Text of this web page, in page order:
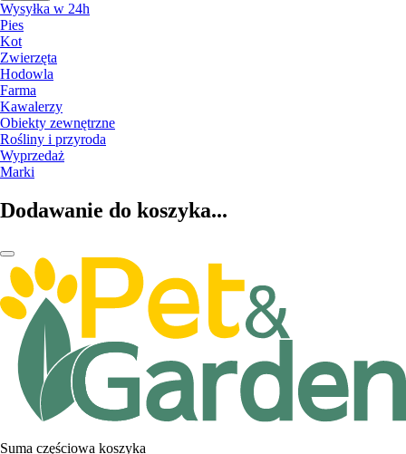
Wysyłka w 24h
Pies
Kot
Zwierzęta
Hodowla
Farma
Kawalerzy
Obiekty zewnętrzne
Rośliny i przyroda
Wyprzedaż
Marki
Dodawanie do koszyka...
Suma częściowa koszyka